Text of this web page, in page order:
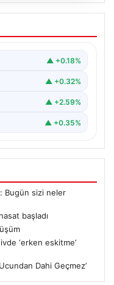
lezzetinde
Türkiye’nin önemli…
▲ +0.18%
▲ +0.32%
▲ +2.59%
▲ +0.35%
Bugün sizi neler
başladı
‘erken eskitme’
Dahi Geçmez’